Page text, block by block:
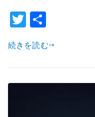
prefix-
list
と
配
送
T
w
it
te
r
続きを読む